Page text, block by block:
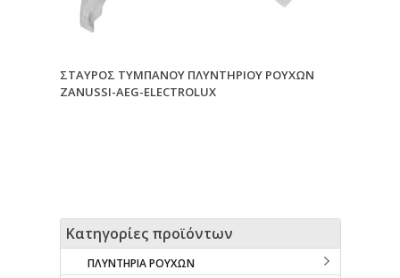
ΣΤΑΥΡΟΣ ΤΥΜΠΑΝΟΥ ΠΛΥΝΤΗΡΙΟΥ ΡΟΥΧΩΝ
ZANUSSI-AEG-ELECTROLUX
Κατηγορίες προϊόντων
ΠΛΥΝΤΗΡΙΑ ΡΟΥΧΩΝ